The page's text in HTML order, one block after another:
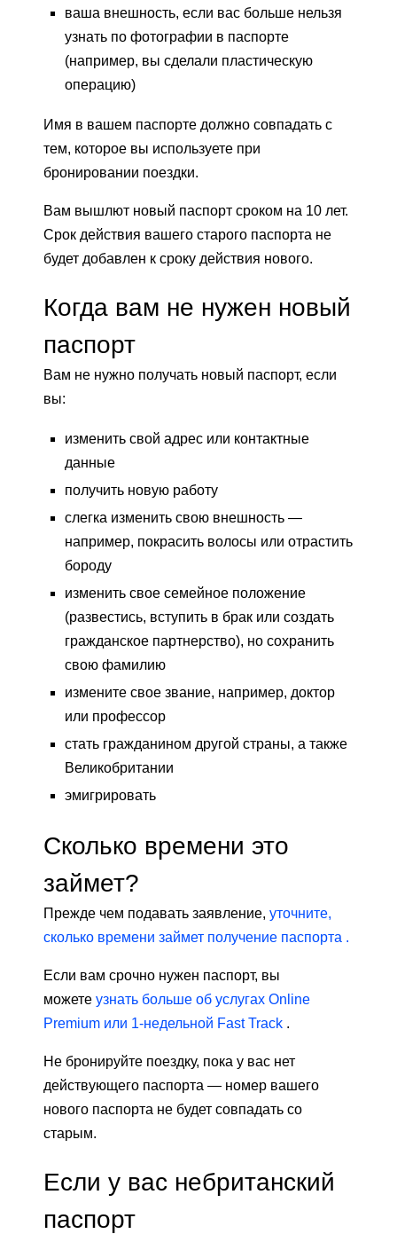
ваша внешность, если вас больше нельзя
узнать по фотографии в паспорте
(например, вы сделали пластическую
операцию)
Имя в вашем паспорте должно совпадать с
тем, которое вы используете при
бронировании поездки.
Вам вышлют новый паспорт сроком на 10 лет.
Срок действия вашего старого паспорта не
будет добавлен к сроку действия нового.
Когда вам не нужен новый
паспорт
Вам не нужно получать новый паспорт, если
вы:
изменить свой адрес или контактные
данные
получить новую работу
слегка изменить свою внешность —
например, покрасить волосы или отрастить
бороду
изменить свое семейное положение
(развестись, вступить в брак или создать
гражданское партнерство), но сохранить
свою фамилию
измените свое звание, например, доктор
или профессор
стать гражданином другой страны, а также
Великобритании
эмигрировать
Сколько времени это
займет?
Прежде чем подавать заявление, уточните,
сколько времени займет получение паспорта .
Если вам срочно нужен паспорт, вы
можете узнать больше об услугах Online
Premium или 1-недельной Fast Track .
Не бронируйте поездку, пока у вас нет
действующего паспорта — номер вашего
нового паспорта не будет совпадать со
старым.
Если у вас небританский
паспорт